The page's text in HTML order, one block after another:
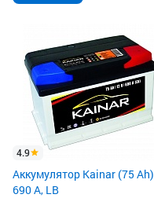
4.9
Аккумулятор Kainar (75 Ah)
690 А, LB